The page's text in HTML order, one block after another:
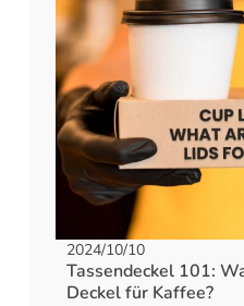
2024/10/10
Tassendeckel 101:
Deckel für Kaffee?